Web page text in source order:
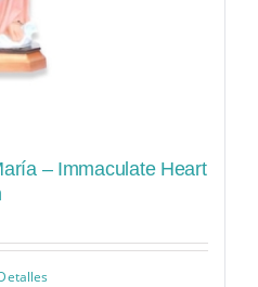
– Immaculate Heart